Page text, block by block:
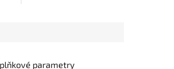
parametry